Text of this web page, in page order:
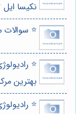
نکیسا
⭐️ سوالات
⭐️
بهترین
⭐️